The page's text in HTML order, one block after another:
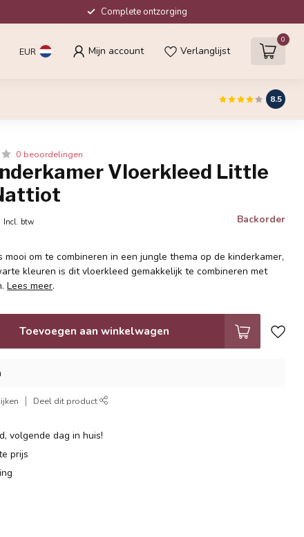
Complete ontzorging
EUR Mijn account Verlanglijst
0
8.5
0 beoordelingen
Vloerkleed Little
Incl. btw Backorder
om te combineren in een jungle thema op de kinderkamer,
kleuren is dit vloerkleed gemakkelijk te combineren met
Lees meer.
Toevoegen aan winkelwagen
Deel dit product
volgende dag in huis!
prijs